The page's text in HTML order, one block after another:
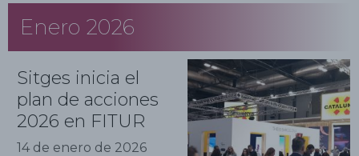
Enero 2026
Sitges inicia el
plan de acciones
2026 en FITUR
14 de enero de 2026